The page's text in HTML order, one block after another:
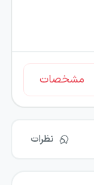
مشخصات
نظرات